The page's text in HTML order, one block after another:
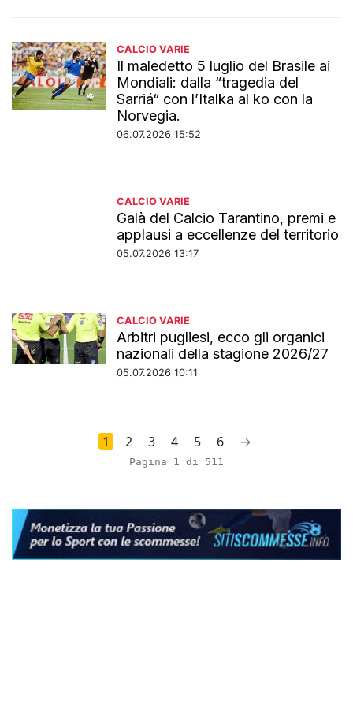
CALCIO VARIE
Il maledetto 5 luglio del Brasile ai
Mondiali: dalla “tragedia del
Sarriá“ con l’Italka al ko con la
Norvegia.
06.07.2026 15:52
CALCIO VARIE
Galà del Calcio Tarantino, premi e
applausi a eccellenze del territorio
05.07.2026 13:17
CALCIO VARIE
Arbitri pugliesi, ecco gli organici
nazionali della stagione 2026/27
05.07.2026 10:11
1 2 3 4 5 6 →
Pagina 1 di 511